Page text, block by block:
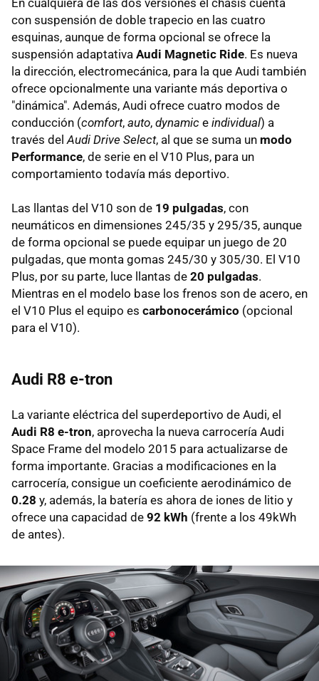
con suspensión de doble trapecio en las cuatro
esquinas, aunque de forma opcional se ofrece la
suspensión adaptativa Audi Magnetic Ride. Es nueva
la dirección, electromecánica, para la que Audi también
ofrece opcionalmente una variante más deportiva o
"dinámica". Además, Audi ofrece cuatro modos de
conducción (comfort, auto, dynamic e individual) a
través del Audi Drive Select, al que se suma un modo
Performance, de serie en el V10 Plus, para un
comportamiento todavía más deportivo.
Las llantas del V10 son de 19 pulgadas, con
neumáticos en dimensiones 245/35 y 295/35, aunque
de forma opcional se puede equipar un juego de 20
pulgadas, que monta gomas 245/30 y 305/30. El V10
Plus, por su parte, luce llantas de 20 pulgadas.
Mientras en el modelo base los frenos son de acero, en
el V10 Plus el equipo es carbonocerámico (opcional
para el V10).
Audi R8 e-tron
La variante eléctrica del superdeportivo de Audi, el
Audi R8 e-tron, aprovecha la nueva carrocería Audi
Space Frame del modelo 2015 para actualizarse de
forma importante. Gracias a modificaciones en la
carrocería, consigue un coeficiente aerodinámico de
0.28 y, además, la batería es ahora de iones de litio y
ofrece una capacidad de 92 kWh (frente a los 49kWh
de antes).